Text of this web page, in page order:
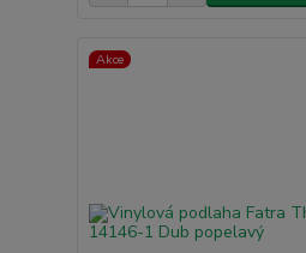
Akce